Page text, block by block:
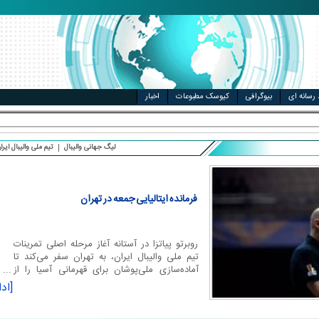
خودرو
رسانه ای بیوگرافی کیوسک مطبوعات اخبار
لیگ جهانی والیبال تیم ملی والیبال
فرمانده ایتالیایی جمعه در تهران
روبرتو پیاتزا در آستانه آغاز مرحله اصلی تمرینات
تیم ملی والیبال ایران، به تهران سفر می‌کند تا
آماده‌سازی ملی‌پوشان برای قهرمانی آسیا را از